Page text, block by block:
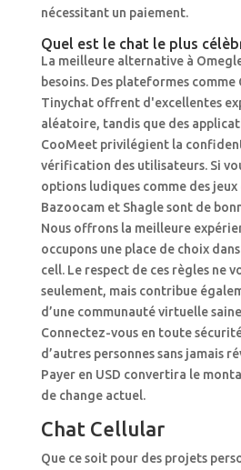
nécessitant un paiement.
Quel est le chat le plus
La meilleure alternative à
besoins. Des plateformes
Tinychat offrent d'excellentes
aléatoire, tandis que des
CooMeet privilégient la
vérification des utilisateurs. Si
options ludiques comme des
Bazoocam et Shagle sont de
Nous offrons la meilleure
occupons une place de choix
cell. Le respect de ces règles ne
seulement, mais contribue
d’une communauté virtuelle
Connectez-vous en toute
d’autres personnes sans jamais
Payer en USD convertira le
de change actuel.
Chat Cellular
Que ce soit pour des projets